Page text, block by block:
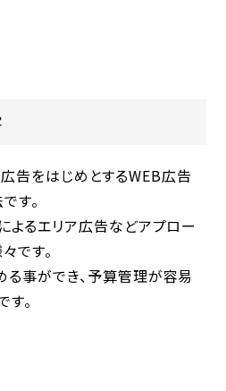
をはじめとするWEB広告
す。
るエリア広告などアプロー
です。
事ができ、予算管理が容易
。